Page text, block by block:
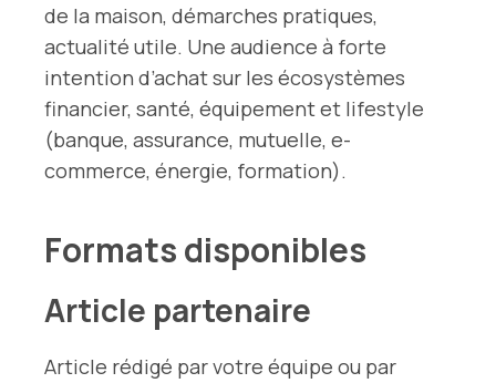
de la maison, démarches pratiques,
actualité utile. Une audience à forte
intention d’achat sur les écosystèmes
financier, santé, équipement et lifestyle
(banque, assurance, mutuelle, e-
commerce, énergie, formation).
Formats disponibles
Article partenaire
Article rédigé par votre équipe ou par